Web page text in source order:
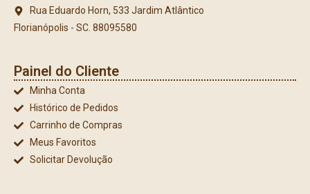
Rua Eduardo Horn, 533 Jardim Atlântico
Florianópolis - SC. 88095580
Painel do Cliente
Minha Conta
Histórico de Pedidos
Carrinho de Compras
Meus Favoritos
Solicitar Devolução